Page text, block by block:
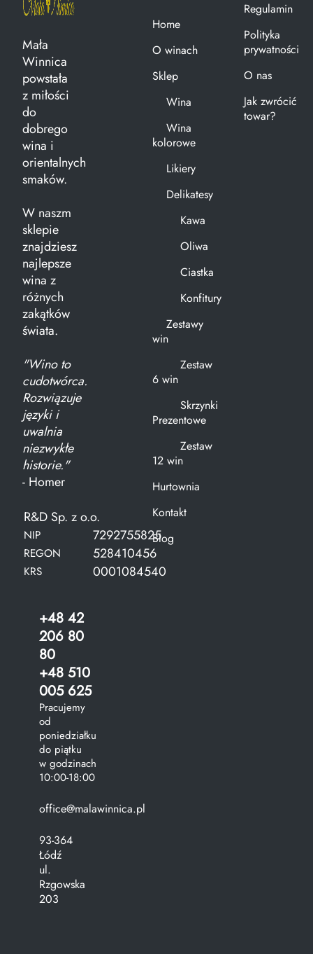
Mała
Winnica
powstała
z miłości
do
dobrego
wina i
orientalnych
smaków.
W naszm
sklepie
znajdziesz
najlepsze
wina z
różnych
zakątków
świata.
"Wino to
cudotwórca.
Rozwiązuje
języki i
uwalnia
niezwykłe
historie."
- Homer
R&D Sp. z o.o.
NIP 7292755825
REGON 528410456
KRS 0001084540
+48 42
206 80
80
+48 510
005 625
Pracujemy
od
poniedziałku
do piątku
w godzinach
10:00-18:00
office@malawinnica.pl
93-364
Łódź
ul.
Rzgowska
203
Home
O winach
Sklep
Wina
Wina
kolorowe
Likiery
Delikatesy
Kawa
Oliwa
Ciastka
Konfitury
Zestawy
win
Zestaw
6 win
Skrzynki
Prezentowe
Zestaw
12 win
Hurtownia
Kontakt
Blog
Regulamin
Polityka
prywatności
O nas
Jak zwrócić
towar?